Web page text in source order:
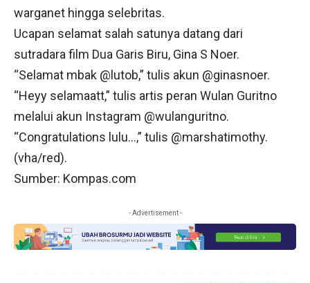
warganet hingga selebritas.
Ucapan selamat salah satunya datang dari
sutradara film Dua Garis Biru, Gina S Noer.
“Selamat mbak @lutob,” tulis akun @ginasnoer.
“Heyy selamaatt,” tulis artis peran Wulan Guritno
melalui akun Instagram @wulanguritno.
“Congratulations lulu…,” tulis @marshatimothy.
(vha/red).
Sumber: Kompas.com
- Advertisement -